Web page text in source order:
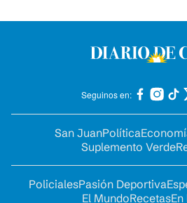
Seguinos en:
San JuanPolítica
Suplemento Verde
PolicialesPasión Deportiva
El MundoRecetasEn